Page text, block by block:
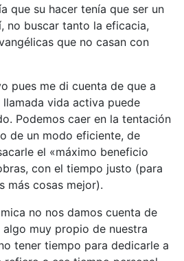
que su hacer tenía que ser un
no buscar tanto la eficacia,
que no casan con
pues me di cuenta de que a
vida activa puede
Podemos caer en la tentación
de un modo eficiente, de
el «máximo beneficio
con el tiempo justo (para
más cosas mejor).
no nos damos cuenta de
muy propio de nuestra
tener tiempo para dedicarle a